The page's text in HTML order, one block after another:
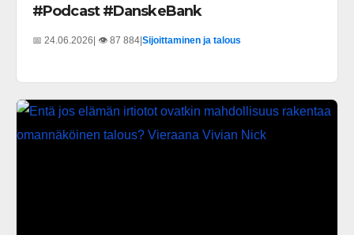
#Podcast #DanskeBank
📅 24.06.2026 | 👁️ 87 884 Sijoittaminen ja talous